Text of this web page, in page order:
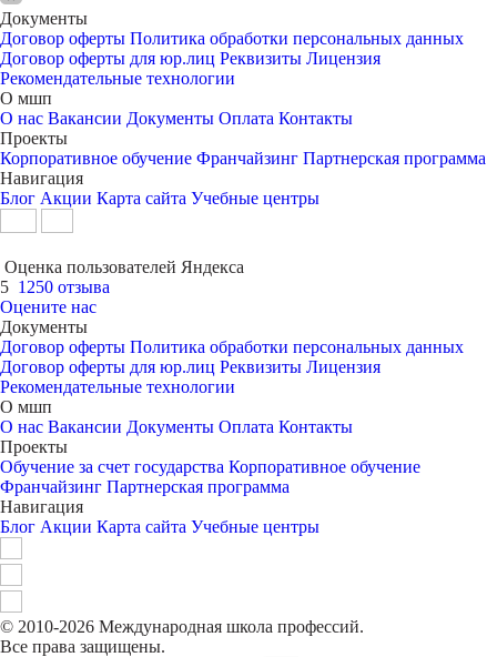
Документы
Договор оферты Политика обработки персональных данных
Договор оферты для юр.лиц Реквизиты Лицензия
Рекомендательные технологии
О мшп
О нас Вакансии Документы Оплата Контакты
Проекты
Корпоративное обучение Франчайзинг Партнерская программа
Навигация
Блог Акции Карта сайта Учебные центры
Оценка пользователей Яндекса
5 1250 отзыва
Оцените нас
Документы
Договор оферты Политика обработки персональных данных
Договор оферты для юр.лиц Реквизиты Лицензия
Рекомендательные технологии
О мшп
О нас Вакансии Документы Оплата Контакты
Проекты
Обучение за счет государства Корпоративное обучение
Франчайзинг Партнерская программа
Навигация
Блог Акции Карта сайта Учебные центры
© 2010-2026 Международная школа профессий.
Все права защищены.